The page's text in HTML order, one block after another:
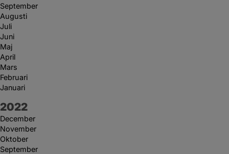
September
Augusti
Juli
Juni
Maj
April
Mars
Februari
Januari
År:
2022
December
November
Oktober
September